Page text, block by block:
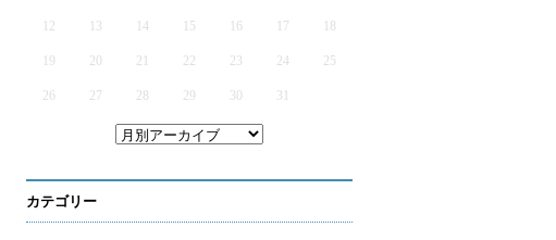
12 13 14 15 16 17
19 20 21 22 23 24 25
26 27 28 29 30 31
カテゴリー